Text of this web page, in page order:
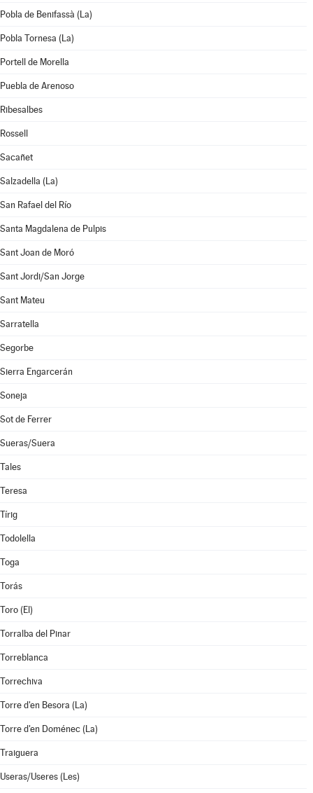
Pobla de Benifassà (La)
Pobla Tornesa (La)
Portell de Morella
Puebla de Arenoso
Ribesalbes
Rossell
Sacañet
Salzadella (La)
San Rafael del Río
Santa Magdalena de Pulpis
Sant Joan de Moró
Sant Jordi/San Jorge
Sant Mateu
Sarratella
Segorbe
Sierra Engarcerán
Soneja
Sot de Ferrer
Sueras/Suera
Tales
Teresa
Tírig
Todolella
Toga
Torás
Toro (El)
Torralba del Pinar
Torreblanca
Torrechiva
Torre d'en Besora (La)
Torre d'en Doménec (La)
Traiguera
Useras/Useres (Les)